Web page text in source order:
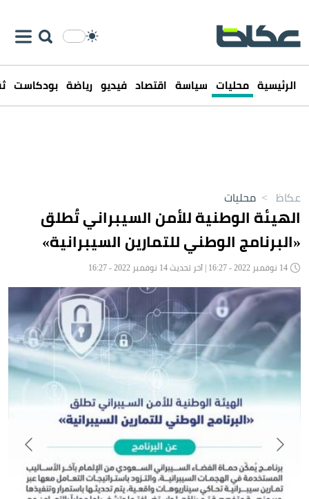
الرئيسية محليات سياسة اقتصاد فيديو رياضة بودكاست
عكاظ > محليات
الهيئة الوطنية للأمن السيبراني تُطلق
«البرنامج الوطني للتمارين السيبرانية»